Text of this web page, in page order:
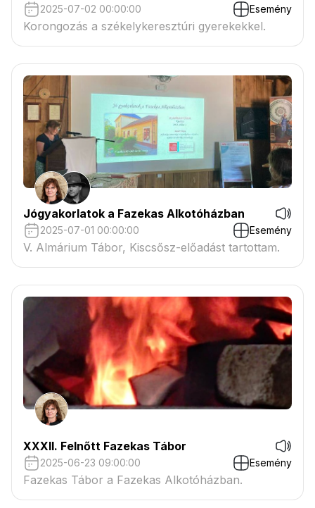
2025-07-02 00:00:00 Esemény
Korongozás a székelykeresztúri gyerekekkel.
Jógyakorlatok a Fazekas Alkotóházban
2025-07-01 00:00:00 Esemény
V. Almárium Tábor, Kiscsősz-előadást tartottam.
XXXII. Felnőtt Fazekas Tábor
2025-06-23 09:00:00 Esemény
Fazekas Tábor a Fazekas Alkotóházban.